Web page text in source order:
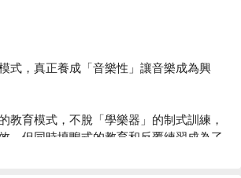
自由創作、表達，激發創造力
各樣音樂活動能吸引孩子注意力，逐步
商之相關規範
進入教室陪伴孩子，陪同者不需額外收
分鐘到場，讓孩子適應一下環境
體驗商有時會於課程中拍照或攝影，分享
如不同意，請在報名時告知，我們將予以
式，真正養成「音樂性」讓音樂成為興
教育模式，不脫「學樂器」的制式訓練，
，但同時填鴨式的教育和反覆練習成為了